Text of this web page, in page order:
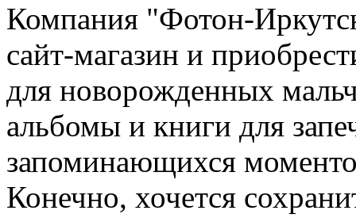
Компания "Фотон-
сайт-магазин и
для новорожденных
альбомы и книги для
запоминающихся
Конечно, хочется